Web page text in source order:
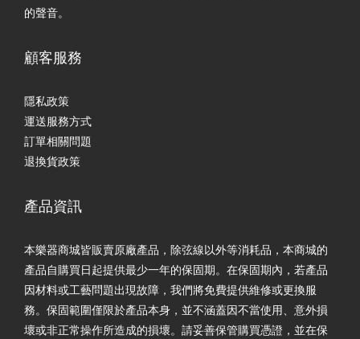
的聲音。
顧客服務
隱私政策
運送服務方式
訂單相關問題
退換貨政策
產品資訊
本樂器商城皆販賣原廠產品，除弦線以外等消耗品，本商城的
產品自購買日起提供最少一年的保固期。在保固期內，若產品
因材料或工藝問題出現故障，我們將免費提供維修或更換服
務。保固範圍僅限於產品本身，並不涵蓋因不當使用、意外損
壞或非正常操作所造成的損壞。請妥善保管購買憑證，並在保